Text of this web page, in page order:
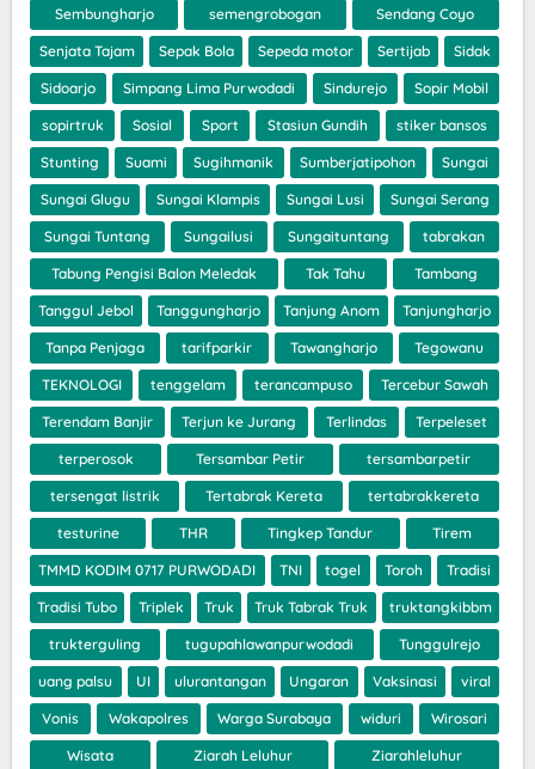
Sembungharjo semengrobogan Sendang Coyo
Senjata Tajam Sepak Bola Sepeda motor Sertijab Sidak
Sidoarjo Simpang Lima Purwodadi Sindurejo Sopir Mobil
sopirtruk Sosial Sport Stasiun Gundih stiker bansos
Stunting Suami Sugihmanik Sumberjatipohon Sungai
Sungai Glugu Sungai Klampis Sungai Lusi Sungai Serang
Sungai Tuntang Sungailusi Sungaituntang tabrakan
Tabung Pengisi Balon Meledak Tak Tahu Tambang
Tanggul Jebol Tanggungharjo Tanjung Anom Tanjungharjo
Tanpa Penjaga tarifparkir Tawangharjo Tegowanu
TEKNOLOGI tenggelam terancampuso Tercebur Sawah
Terendam Banjir Terjun ke Jurang Terlindas Terpeleset
terperosok Tersambar Petir tersambarpetir
tersengat listrik Tertabrak Kereta tertabrakkereta
testurine THR Tingkep Tandur Tirem
TMMD KODIM 0717 PURWODADI TNI togel Toroh Tradisi
Tradisi Tubo Triplek Truk Truk Tabrak Truk truktangkibbm
trukterguling tugupahlawanpurwodadi Tunggulrejo
uang palsu UI ulurantangan Ungaran Vaksinasi viral
Vonis Wakapolres Warga Surabaya widuri Wirosari
Wisata Ziarah Leluhur Ziarahleluhur